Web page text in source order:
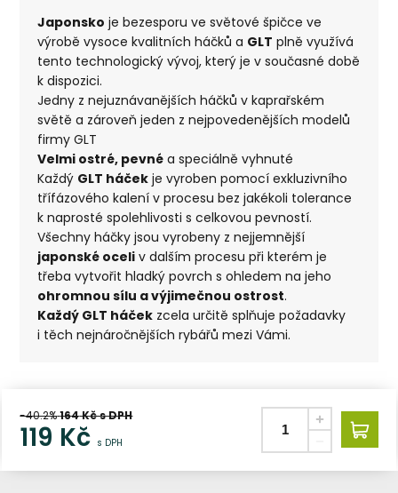
Japonsko je bezesporu ve světové špičce ve
výrobě vysoce kvalitních háčků a GLT plně využívá
tento technologický vývoj, který je v současné době
k dispozici.
Jedny z nejuznávanějších háčků v kaprařském
světě a zároveň jeden z nejpovedenějších modelů
firmy GLT
Velmi ostré, pevné a speciálně vyhnuté
Každý GLT háček je vyroben pomocí exkluzivního
třífázového kalení v procesu bez jakékoli tolerance
k naprosté spolehlivosti s celkovou pevností.
Všechny háčky jsou vyrobeny z nejjemnější
japonské oceli v dalším procesu při kterém je
třeba vytvořit hladký povrch s ohledem na jeho
ohromnou sílu a výjimečnou ostrost.
Každý GLT háček zcela určitě splňuje požadavky
i těch nejnáročnějších rybářů mezi Vámi.
-40.2%164Kč s DPH
119 Kč s DPH